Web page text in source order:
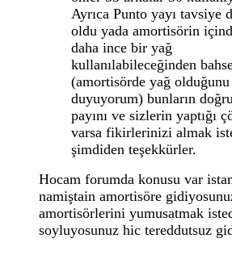
Ayrıca Punto yayı tavsiye
oldu yada amortisörin
daha ince bir yağ
kullanılabileceğinden
(amortisörde yağ
duyuyorum) bunların
payını ve sizlerin yaptığı
varsa fikirlerinizi almak
şimdiden teşekkürler.
Hocam forumda konusu var
namiştain amortisöre
amortisörlerini yumusatmak
soyluyosunuz hic tereddutsuz